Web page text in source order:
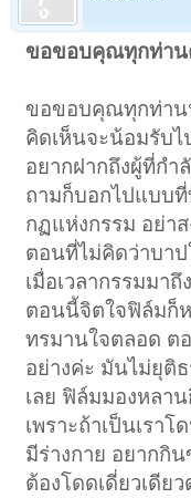
ขอขอบคุณทุกท่าน
ขอขอบคุณทุกท่าน
คิดเห็นจะน้อมรับไ
อยากฝากถึงผู้ที่กำ
ถามก็บอกไปแบบที่
กฏแห่งกรรม อย่า
ตอนที่ไม่คิดว่าบาป
เมื่อเวลากรรมมา
ตอนนี้จิตใจฟิล์มก็
ทรมานใจตลอด
อย่างค่ะ มันไม่ยุติ
เลย ฟิล์มมองหลา
เพราะถ้าเป็นเรา
มีร่างกาย อยากกิ
ต้องโดดเดี่ยวเดีย